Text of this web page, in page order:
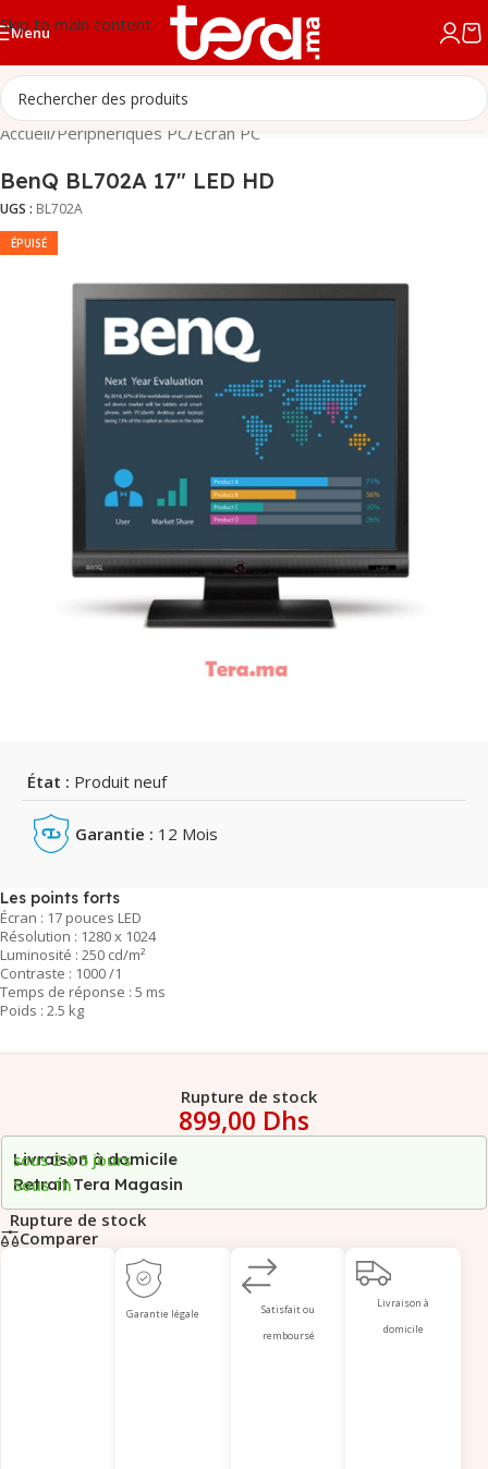
Skip to main content
Menu
Accueil/Périphériques PC/Écran PC
BenQ BL702A 17″ LED HD
UGS : BL702A
ÉPUISÉ
État : Produit neuf
Garantie : 12 Mois
Les points forts
Écran : 17 pouces LED
Résolution : 1280 x 1024
Luminosité : 250 cd/m²
Contraste : 1000 /1
Temps de réponse : 5 ms
Poids : 2.5 kg
Rupture de stock
899,00 Dhs
Livraison à domicile
sous 2 à 5 jours
Retrait Tera Magasin
Sous 1h
Rupture de stock
Comparer
Garantie légale
Satisfait ou
remboursé
Livraison à
domicile